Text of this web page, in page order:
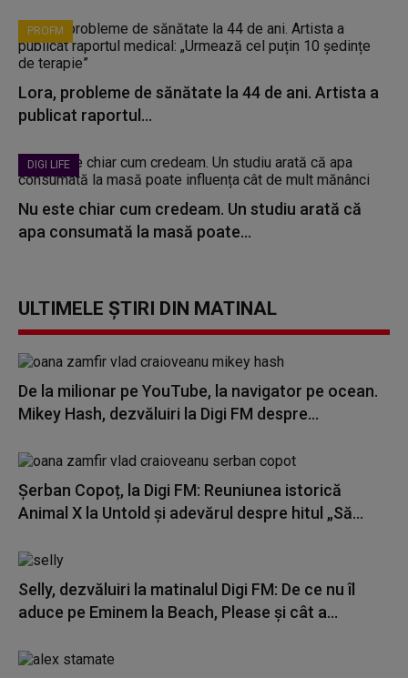
PROFM
Lora, probleme de sănătate la 44 de ani. Artista a
publicat raportul...
DIGI LIFE
Nu este chiar cum credeam. Un studiu arată că
apa consumată la masă poate...
ULTIMELE ȘTIRI DIN MATINAL
De la milionar pe YouTube, la navigator pe ocean.
Mikey Hash, dezvăluiri la Digi FM despre...
Șerban Copoț, la Digi FM: Reuniunea istorică
Animal X la Untold și adevărul despre hitul „Să...
Selly, dezvăluiri la matinalul Digi FM: De ce nu îl
aduce pe Eminem la Beach, Please și cât a...